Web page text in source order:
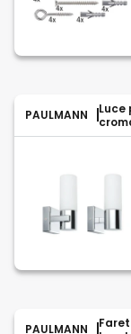
PAULMANN
Luce
PAULMANN